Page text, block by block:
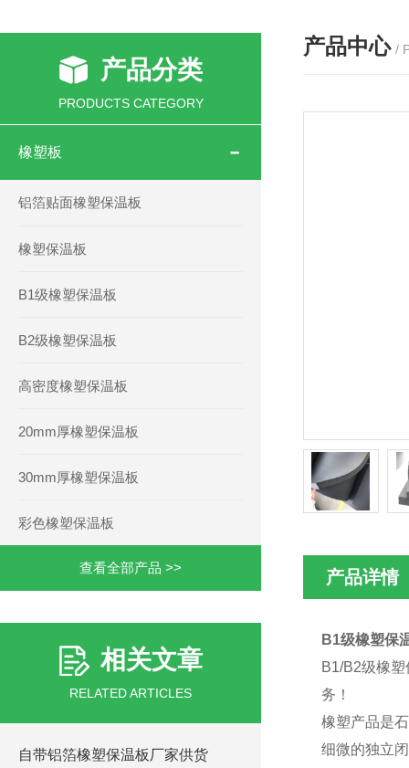
产品分类
PRODUCTS CATEGORY
橡塑板
铝箔贴面橡塑保温板
橡塑保温板
B1级橡塑保温板
B2级橡塑保温板
高密度橡塑保温板
20mm厚橡塑保温板
30mm厚橡塑保温板
彩色橡塑保温板
查看全部产品 >>
相关文章
RELATED ARTICLES
自带铝箔橡塑保温板厂家供货
产品中心 /
产品详情
B1级橡塑保
B1/B2级橡
务！
橡塑产品是
细微的独立